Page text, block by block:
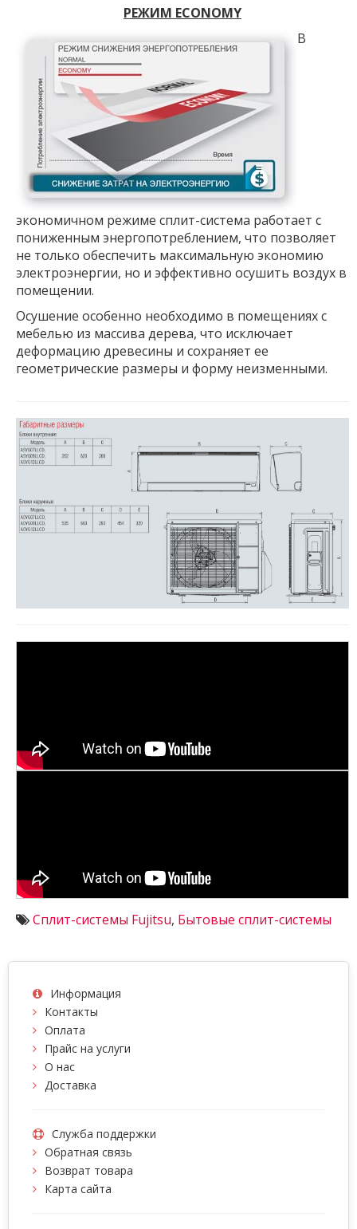
РЕЖИМ ECONOMY
В
экономичном режиме сплит-система работает с
пониженным энергопотреблением, что позволяет
не только обеспечить максимальную экономию
электроэнергии, но и эффективно осушить воздух в
помещении.
Осушение особенно необходимо в помещениях с
мебелью из массива дерева, что исключает
деформацию древесины и сохраняет ее
геометрические размеры и форму неизменными.
Сплит-системы Fujitsu, Бытовые сплит-системы
Информация
Контакты
Оплата
Прайс на услуги
О нас
Доставка
Служба поддержки
Обратная связь
Возврат товара
Карта сайта